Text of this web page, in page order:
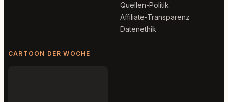
Quellen-Politik
Affiliate-Transparenz
Datenethik
CARTOON DER WOCHE